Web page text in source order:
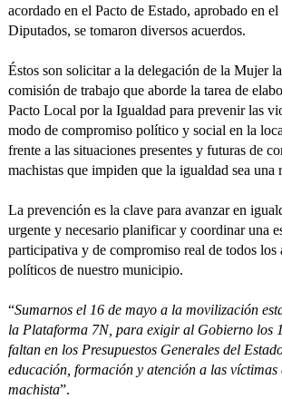
acordado en el Pacto de Estado, aprobado en
Diputados, se tomaron diversos acuerdos.
Éstos son solicitar a la delegación de la Mujer
comisión de trabajo que aborde la tarea de
Pacto Local por la Igualdad para prevenir las
modo de compromiso político y social en la
frente a las situaciones presentes y futuras de
machistas que impiden que la igualdad sea una
La prevención es la clave para avanzar en
urgente y necesario planificar y coordinar una
participativa y de compromiso real de todos los
políticos de nuestro municipio.
“Sumarnos el 16 de mayo a la movilización
la Plataforma 7N, para exigir al Gobierno los
faltan en los Presupuestos Generales del
educación, formación y atención a las
machista”.